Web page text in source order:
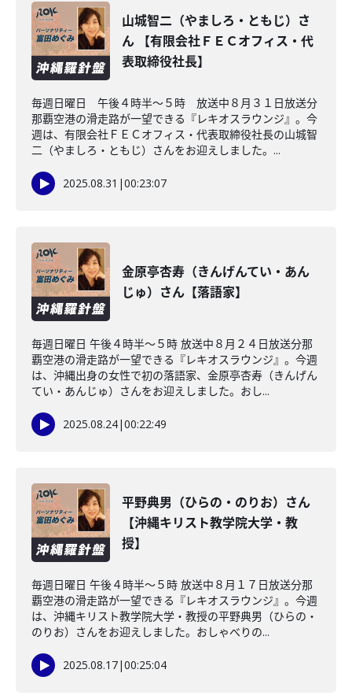
山城智二（やましろ・ともじ）さ
ん 【有限会社ＦＥＣオフィス・代
表取締役社長】
毎週日曜日 午後４時半～５時 放送中８月３１日放送分
那覇空港の滑走路が一望できる『レキオスラウンジ』。今
週は、有限会社ＦＥＣオフィス・代表取締役社長の山城智
二（やましろ・ともじ）さんをお迎えしました。...
2025.08.31 |00:23:07
金原亭杏寿（きんげんてい・あん
じゅ）さん【落語家】
毎週日曜日 午後４時半～５時 放送中８月２４日放送分那
覇空港の滑走路が一望できる『レキオスラウンジ』。今週
は、沖縄出身の女性で初の落語家、金原亭杏寿（きんげん
てい・あんじゅ）さんをお迎えしました。おし...
2025.08.24|00:22:49
平野典男（ひらの・のりお）さん
【沖縄キリスト教学院大学・教
授】
毎週日曜日 午後４時半～５時 放送中８月１７日放送分那
覇空港の滑走路が一望できる『レキオスラウンジ』。今週
は、沖縄キリスト教学院大学・教授の平野典男（ひらの・
のりお）さんをお迎えしました。おしゃべりの...
2025.08.17|00:25:04